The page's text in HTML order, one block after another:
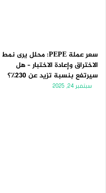
سعر عملة PEPE: محلل يرى نمط
الاختراق وإعادة الاختبار – هل
سيرتفع بنسبة تزيد عن 230٪؟
سبتمبر 24, 2025